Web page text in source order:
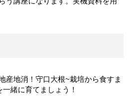
産地消！守口大根~栽培から食すま
緒に育てましょう！